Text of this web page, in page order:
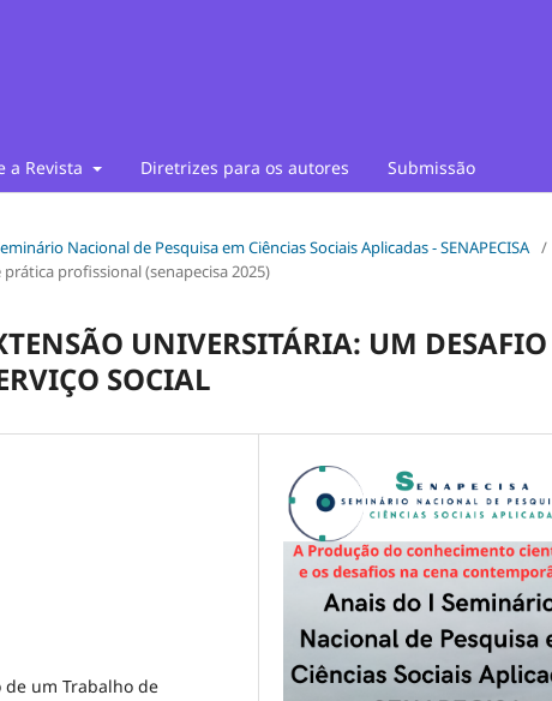
a Revista Diretrizes para os autores Submissão
Nacional de Pesquisa em Ciências Sociais Aplicadas - SENAPECISA /
profissional (senapecisa 2025)
UNIVERSITÁRIA: UM DESAFIO
SOCIAL
um Trabalho de